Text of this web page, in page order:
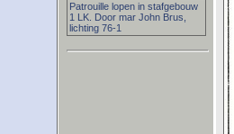
Patrouille lopen in stafgebouw
1 LK. Door mar John Brus,
lichting 76-1